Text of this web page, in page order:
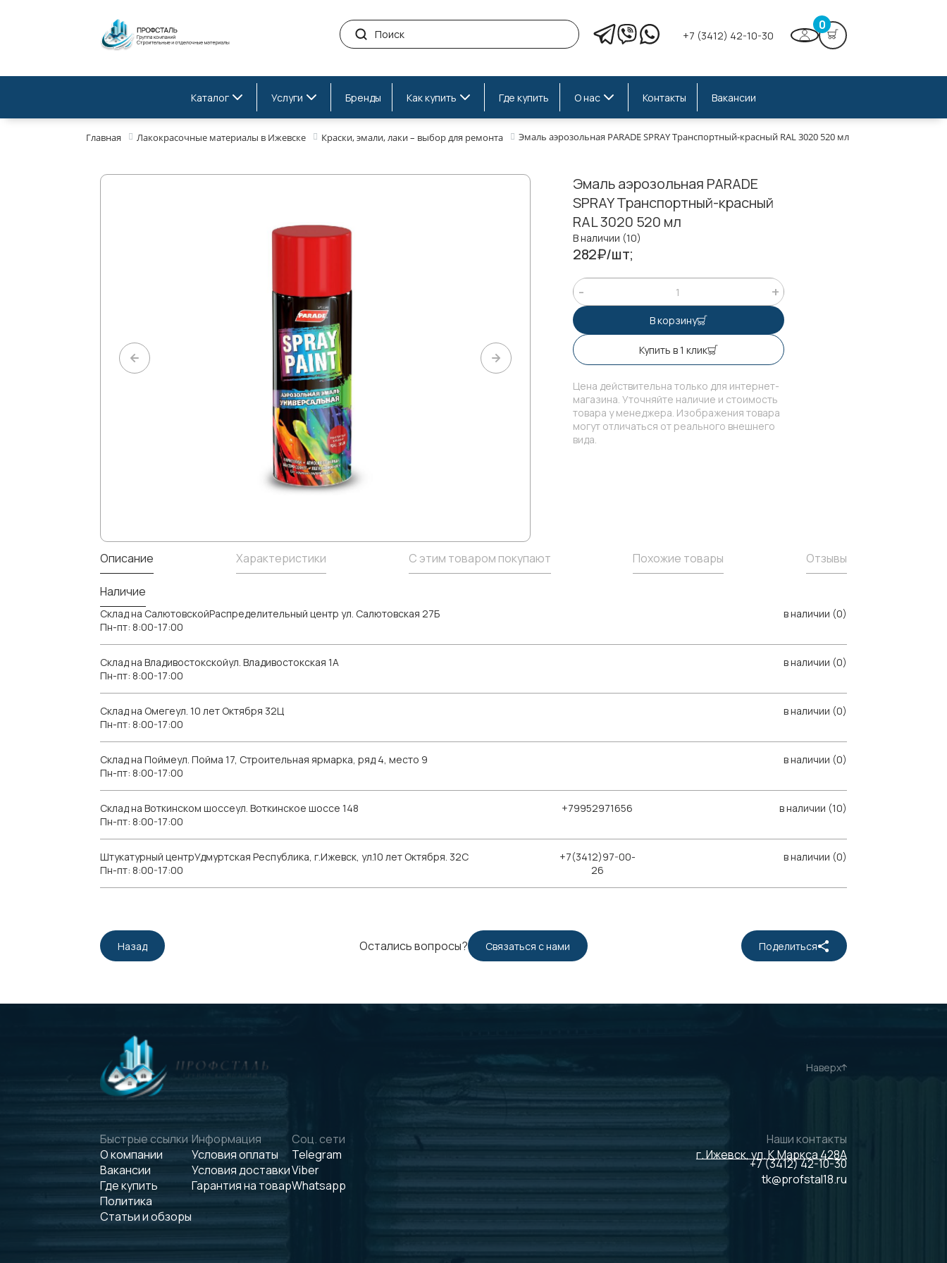
+7 (3412) 42-10-30
0
Каталог Услуги Бренды Как купить Где купить О нас Контакты Вакансии
Главная Лакокрасочные материалы в Ижевске Краски, эмали, лаки – выбор для ремонта Эмаль аэрозольная PARADE SPRAY Транспортный-красный RAL 3020 520 мл
Эмаль аэрозольная PARADE
SPRAY Транспортный-красный
RAL 3020 520 мл
В наличии (10)
282₽/шт;
В корзину
Купить в 1 клик
Цена действительна только для интернет-
магазина. Уточняйте наличие и стоимость
товара у менеджера. Изображения товара
могут отличаться от реального внешнего
вида.
Описание Характеристики С этим товаром покупают Похожие товары Отзывы
Наличие
Склад на СалютовскойРаспределительный центр ул. Салютовская 27Б
Пн-пт: 8:00-17:00
в наличии (0)
Склад на Владивостокскойул. Владивостокская 1А
Пн-пт: 8:00-17:00
в наличии (0)
Склад на Омегеул. 10 лет Октября 32Ц
Пн-пт: 8:00-17:00
в наличии (0)
Склад на Поймеул. Пойма 17, Строительная ярмарка, ряд 4, место 9
Пн-пт: 8:00-17:00
в наличии (0)
Склад на Воткинском шоссеул. Воткинское шоссе 148
Пн-пт: 8:00-17:00
+79952971656 в наличии (10)
Штукатурный центрУдмуртская Республика, г.Ижевск, ул.10 лет Октября. 32С
Пн-пт: 8:00-17:00
+7(3412)97-00-
26
в наличии (0)
Остались вопросы? Связаться с нами
Назад Поделиться
Наверх
Быстрые ссылки
О компании
Вакансии
Где купить
Политика
Статьи и обзоры
Информация
Условия оплаты
Условия доставки
Гарантия на товар
Соц. сети
Telegram
Viber
Whatsapp
Наши контакты
г. Ижевск, ул. К.Маркса 428А
+7 (3412) 42-10-30
tk@profstal18.ru